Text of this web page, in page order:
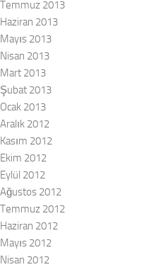
Temmuz 2013
Haziran 2013
Mayıs 2013
Nisan 2013
Mart 2013
Şubat 2013
Ocak 2013
Aralık 2012
Kasım 2012
Ekim 2012
Eylül 2012
Ağustos 2012
Temmuz 2012
Haziran 2012
Mayıs 2012
Nisan 2012